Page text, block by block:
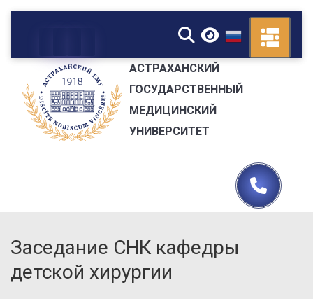
▼
АСТРАХАНСКИЙ
ГОСУДАРСТВЕННЫЙ
МЕДИЦИНСКИЙ
УНИВЕРСИТЕТ
Заседание СНК кафедры
детской хирургии